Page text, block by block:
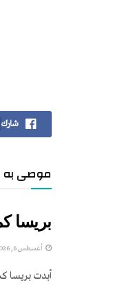
شارك
موصى به
بريسا
أغسطس 6, 2026
أبدت بريسا